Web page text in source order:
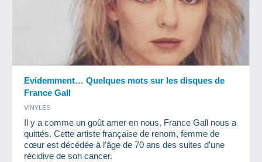
Evidemment… Quelques mots sur les disques de
France Gall
VINYLES
Il y a comme un goût amer en nous, France Gall nous a
quittés. Cette artiste française de renom, femme de
cœur est décédée à l’âge de 70 ans des suites d’une
récidive de son cancer.